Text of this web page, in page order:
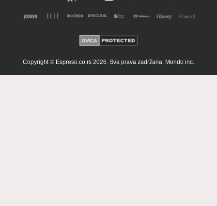
Copyright © Espreso.co.rs 2026. Sva prava zadržana. Mondo inc.